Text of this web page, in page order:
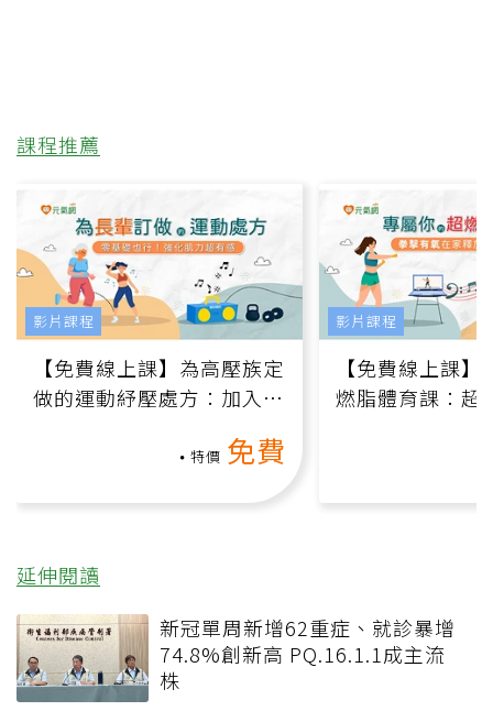
課程推薦
【免費線上課】為高壓族定
做的運動紓壓處方：加入行
特價 免費
影片課程
【免費線上課
燃脂體育課：超
影片課程
延伸閱讀
新冠單周新增62重症、就診暴增
74.8%創新高 PQ.16.1.1成主流
株